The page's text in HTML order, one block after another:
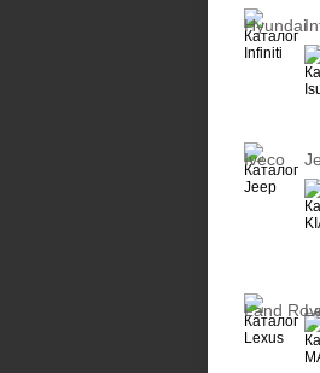
Hyundai
Iveco
Land